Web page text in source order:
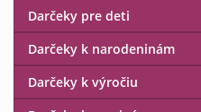
Darčeky pre deti
Darčeky k narodeninám
Darčeky k výročiu